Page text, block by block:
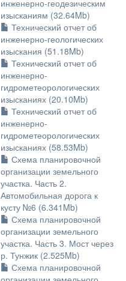
инженерно-геодезическим
изысканиям (32.64Mb)
Технический отчет об
инженерно-геологических
изыскания (51.18Mb)
Технический отчет об
инженерно-
гидрометеорологических
изысканиях (20.10Mb)
Технический отчет об
инженерно-
гидрометеорологических
изысканиях (58.53Mb)
Схема планировочной
организации земельного
участка. Часть 2.
Автомобильная дорога к
кусту №6 (6.341Mb)
Схема планировочной
организации земельного
участка. Часть 3. Мост через
р. Тунжик (2.525Mb)
Схема планировочной